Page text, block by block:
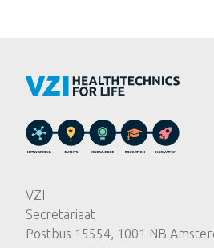
VZI
Secretariaat
Postbus 15554, 1001 NB